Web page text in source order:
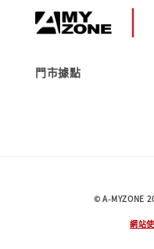
門市據點
© A-MYZONE
網站